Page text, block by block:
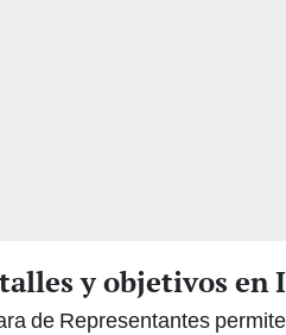
y objetivos en
de Representantes